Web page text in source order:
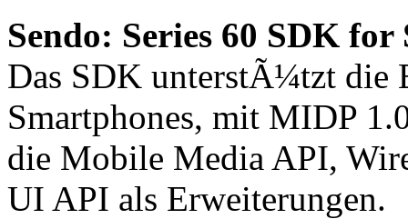
Sendo: Series 60 SDK
Das SDK unterstÃ¼tzt
Smartphones, mit MIDP
die Mobile Media API,
UI API als Erweiterungen.